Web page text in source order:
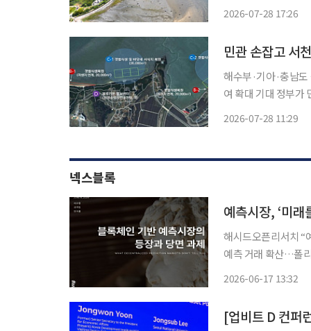
2026-07-28 17:26
민관 손잡고 서
해수부·기아·충남
여 확대 기대 정부가 민간기업과 지방자치단체, 공공기관이 함께 참여하는 260억원 규모의
2026-07-28 11:29
넥스블록
예측시장, ‘미래
해시드오픈리서치 “
예측 거래 확산…폴
2026-06-17 13:32
[업비트 D 컨퍼